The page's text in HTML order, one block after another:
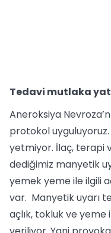
Tedavi mutlaka
Aneroksiya
protokol
yetmiyor. İlaç, terapi
dediğimiz manyetik
yemek yeme ile ilgili
var. Manyetik uyarı
açlık, tokluk ve yeme